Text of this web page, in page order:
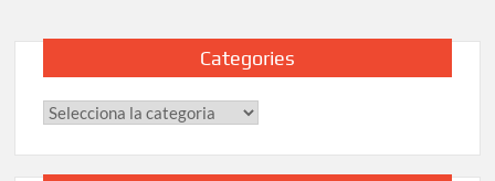
Categories
Categories